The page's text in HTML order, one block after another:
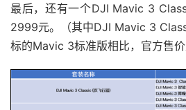
最后，还有一个DJI Mavic 3
2999元。（其中DJI Mavic 3
标的Mavic 3标准版相比，官方售价